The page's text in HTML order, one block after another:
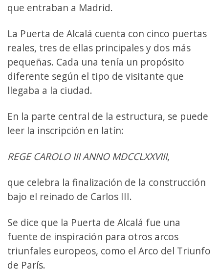
que entraban a Madrid.
La Puerta de Alcalá cuenta con cinco puertas
reales, tres de ellas principales y dos más
pequeñas. Cada una tenía un propósito
diferente según el tipo de visitante que
llegaba a la ciudad.
En la parte central de la estructura, se puede
leer la inscripción en latín:
REGE CAROLO III ANNO MDCCLXXVIII,
que celebra la finalización de la construcción
bajo el reinado de Carlos III.
Se dice que la Puerta de Alcalá fue una
fuente de inspiración para otros arcos
triunfales europeos, como el Arco del Triunfo
de París.